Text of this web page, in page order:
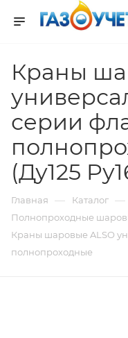
Краны
серии
(Ду125
Главная — Каталог —
Полнопроходные
Краны шаровые ALSO
полнопроходные